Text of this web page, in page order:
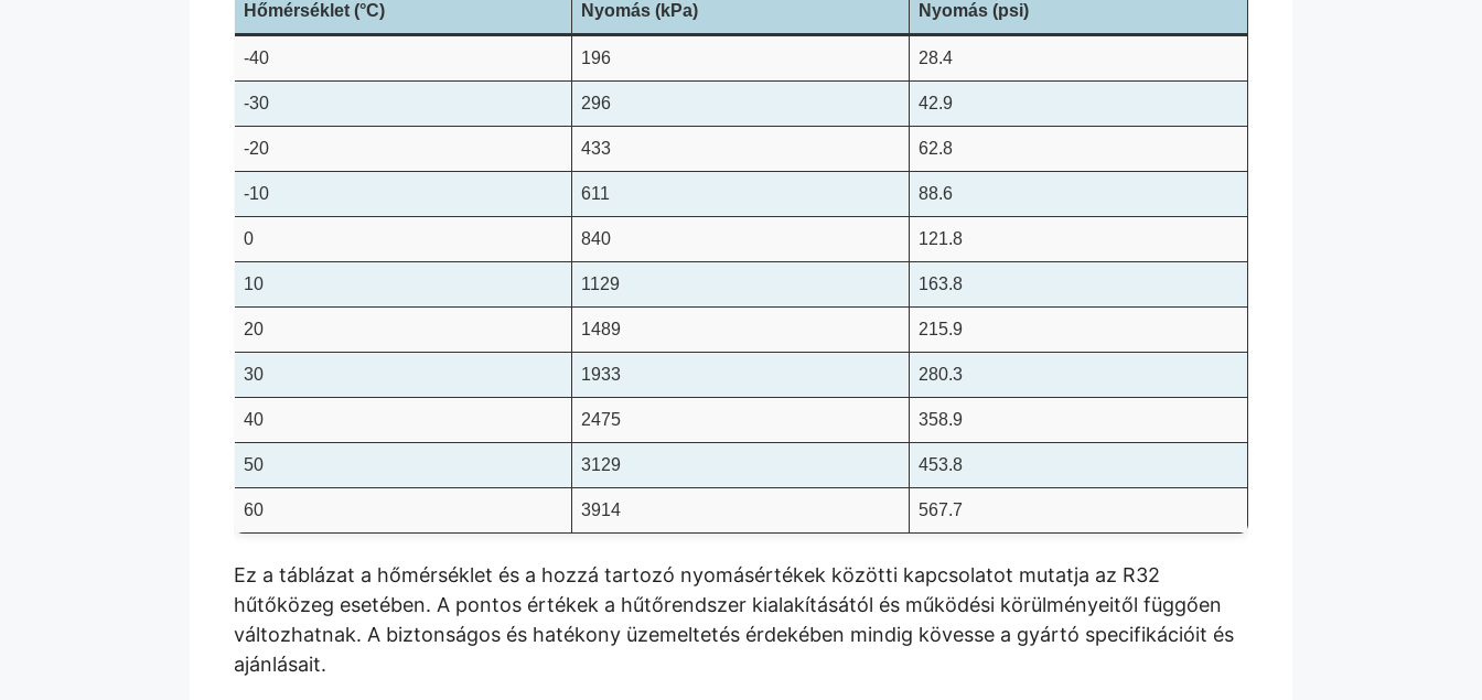
Hőmérséklet (°C) Nyomás (kPa) Nyomás (psi)
-40 196 28.4
-30 296 42.9
-20 433 62.8
-10 611 88.6
0 840 121.8
10 1129 163.8
20 1489 215.9
30 1933 280.3
40 2475 358.9
50 3129 453.8
60 3914 567.7
Ez a táblázat a hőmérséklet és a hozzá tartozó nyomásértékek közötti kapcsolatot mutatja az R32
hűtőközeg esetében. A pontos értékek a hűtőrendszer kialakításától és működési körülményeitől függően
változhatnak. A biztonságos és hatékony üzemeltetés érdekében mindig kövesse a gyártó specifikációit és
ajánlásait.